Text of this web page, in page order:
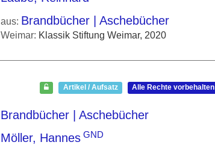
aus: Brandbücher | Aschebücher
Weimar: Klassik Stiftung Weimar, 2020
Artikel / Aufsatz Alle Rechte vorbehalten
Brandbücher | Aschebücher
Möller, Hannes GND